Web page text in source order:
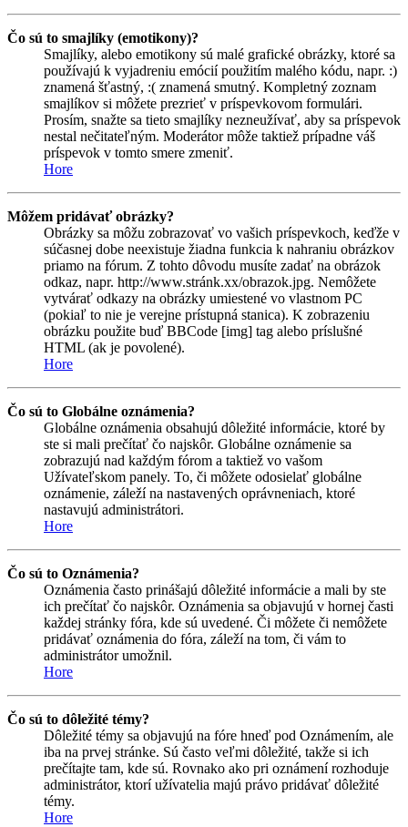
Čo sú to smajlíky (emotikony)?
Smajlíky, alebo emotikony sú malé grafické obrázky, ktoré sa
používajú k vyjadreniu emócií použitím malého kódu, napr. :)
znamená šťastný, :( znamená smutný. Kompletný zoznam
smajlíkov si môžete prezrieť v príspevkovom formulári.
Prosím, snažte sa tieto smajlíky nezneužívať, aby sa príspevok
nestal nečitateľným. Moderátor môže taktiež prípadne váš
príspevok v tomto smere zmeniť.
Hore
Môžem pridávať obrázky?
Obrázky sa môžu zobrazovať vo vašich príspevkoch, keďže v
súčasnej dobe neexistuje žiadna funkcia k nahraniu obrázkov
priamo na fórum. Z tohto dôvodu musíte zadať na obrázok
odkaz, napr. http://www.stránk.xx/obrazok.jpg. Nemôžete
vytvárať odkazy na obrázky umiestené vo vlastnom PC
(pokiaľ to nie je verejne prístupná stanica). K zobrazeniu
obrázku použite buď BBCode [img] tag alebo príslušné
HTML (ak je povolené).
Hore
Čo sú to Globálne oznámenia?
Globálne oznámenia obsahujú dôležité informácie, ktoré by
ste si mali prečítať čo najskôr. Globálne oznámenie sa
zobrazujú nad každým fórom a taktiež vo vašom
Užívateľskom panely. To, či môžete odosielať globálne
oznámenie, záleží na nastavených oprávneniach, ktoré
nastavujú administrátori.
Hore
Čo sú to Oznámenia?
Oznámenia často prinášajú dôležité informácie a mali by ste
ich prečítať čo najskôr. Oznámenia sa objavujú v hornej časti
každej stránky fóra, kde sú uvedené. Či môžete či nemôžete
pridávať oznámenia do fóra, záleží na tom, či vám to
administrátor umožnil.
Hore
Čo sú to dôležité témy?
Dôležité témy sa objavujú na fóre hneď pod Oznámením, ale
iba na prvej stránke. Sú často veľmi dôležité, takže si ich
prečítajte tam, kde sú. Rovnako ako pri oznámení rozhoduje
administrátor, ktorí užívatelia majú právo pridávať dôležité
témy.
Hore